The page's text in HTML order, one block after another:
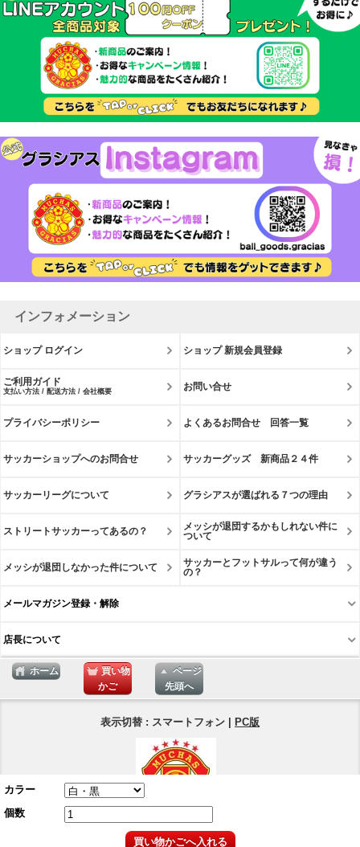
カラー
個数
買い物かごへ入れる
インフォメーション
ショップ ログイン ショップ 新規会員登録
ご利用ガイド
支払い方法 / 配送方法 / 会社概要 お問い合せ
プライバシーポリシー よくあるお問合せ 回答一覧
サッカーショップへのお問合せ サッカーグッズ 新商品２４件
サッカーリーグについて グラシアスが選ばれる７つの理由
ストリートサッカーってあるの？
メッシが退団するかもしれない件に
ついて
メッシが退団しなかった件について
サッカーとフットサルって何が違う
の？
メールマガジン登録・解除
店長について
ホーム
買い物
かご
ページ
先頭へ
表示切替 : スマートフォン | PC版
Copyright © 2025
ネットショップ Muchas Gracias